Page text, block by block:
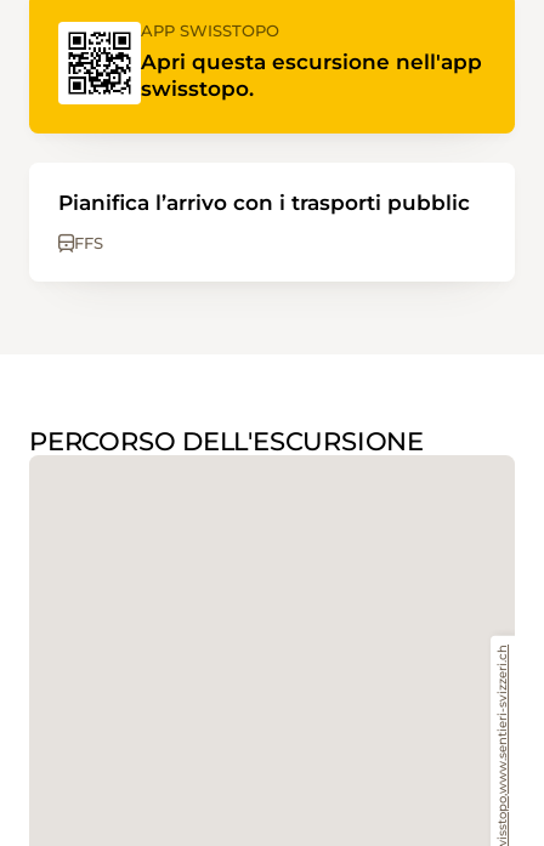
APP SWISSTOPO
Apri questa escursione nell'app
swisstopo.
Pianifica l’arrivo con i trasporti pubblic
FFS
PERCORSO DELL'ESCURSIONE
swisstopo
www.sentieri-svizzeri.ch